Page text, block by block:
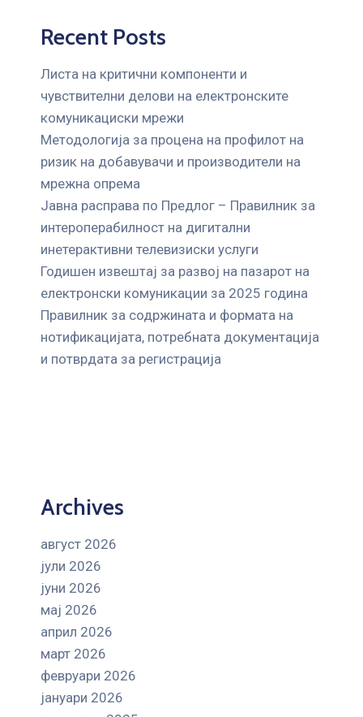
Recent Posts
Листа на критични компоненти и
чувствителни делови на електронските
комуникациски мрежи
Mетодологија за процена на профилот на
ризик на добавувачи и производители на
мрежна опрема
Јавна расправа по Предлог – Правилник за
интероперабилност на дигитални
инетерактивни телевизиски услуги
Годишен извештај за развој на пазарот на
електронски комуникации за 2025 година
Правилник за содржината и формата на
нотификацијата, потребната документација
и потврдата за регистрација
Archives
август 2026
јули 2026
јуни 2026
мај 2026
април 2026
март 2026
февруари 2026
јануари 2026